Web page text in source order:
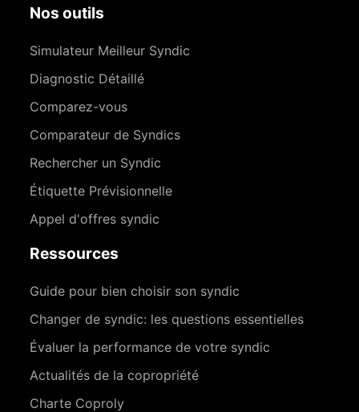
Nos outils
Simulateur Meilleur Syndic
Diagnostic Détaillé
Comparez-vous
Comparateur de Syndics
Rechercher un Syndic
Étiquette Prévisionnelle
Appel d'offres syndic
Ressources
Guide pour bien choisir son syndic
Changer de syndic: les questions essentielles
Évaluer la performance de votre syndic
Actualités de la copropriété
Charte Coproly